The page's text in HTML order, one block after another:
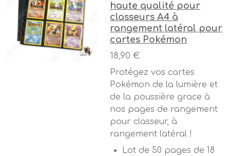
haute qualité pour
classeurs A4 à
rangement latéral pour
cartes Pokémon
18,90 €
Protégez vos cartes
Pokémon de la lumière et
de la poussière grace à
nos pages de rangement
pour classeur, à
rangement latéral !
Lot de 50 pages de 18